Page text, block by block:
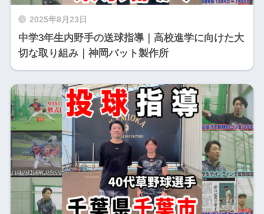
2025年8月23日
中学3年生内野手の送球指導｜高校進学に向けた大
切な取り組み｜神岡バット製作所